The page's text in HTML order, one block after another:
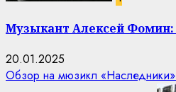
Музыкант Алексей Фомин:
20.01.2025
Обзор на мюзикл